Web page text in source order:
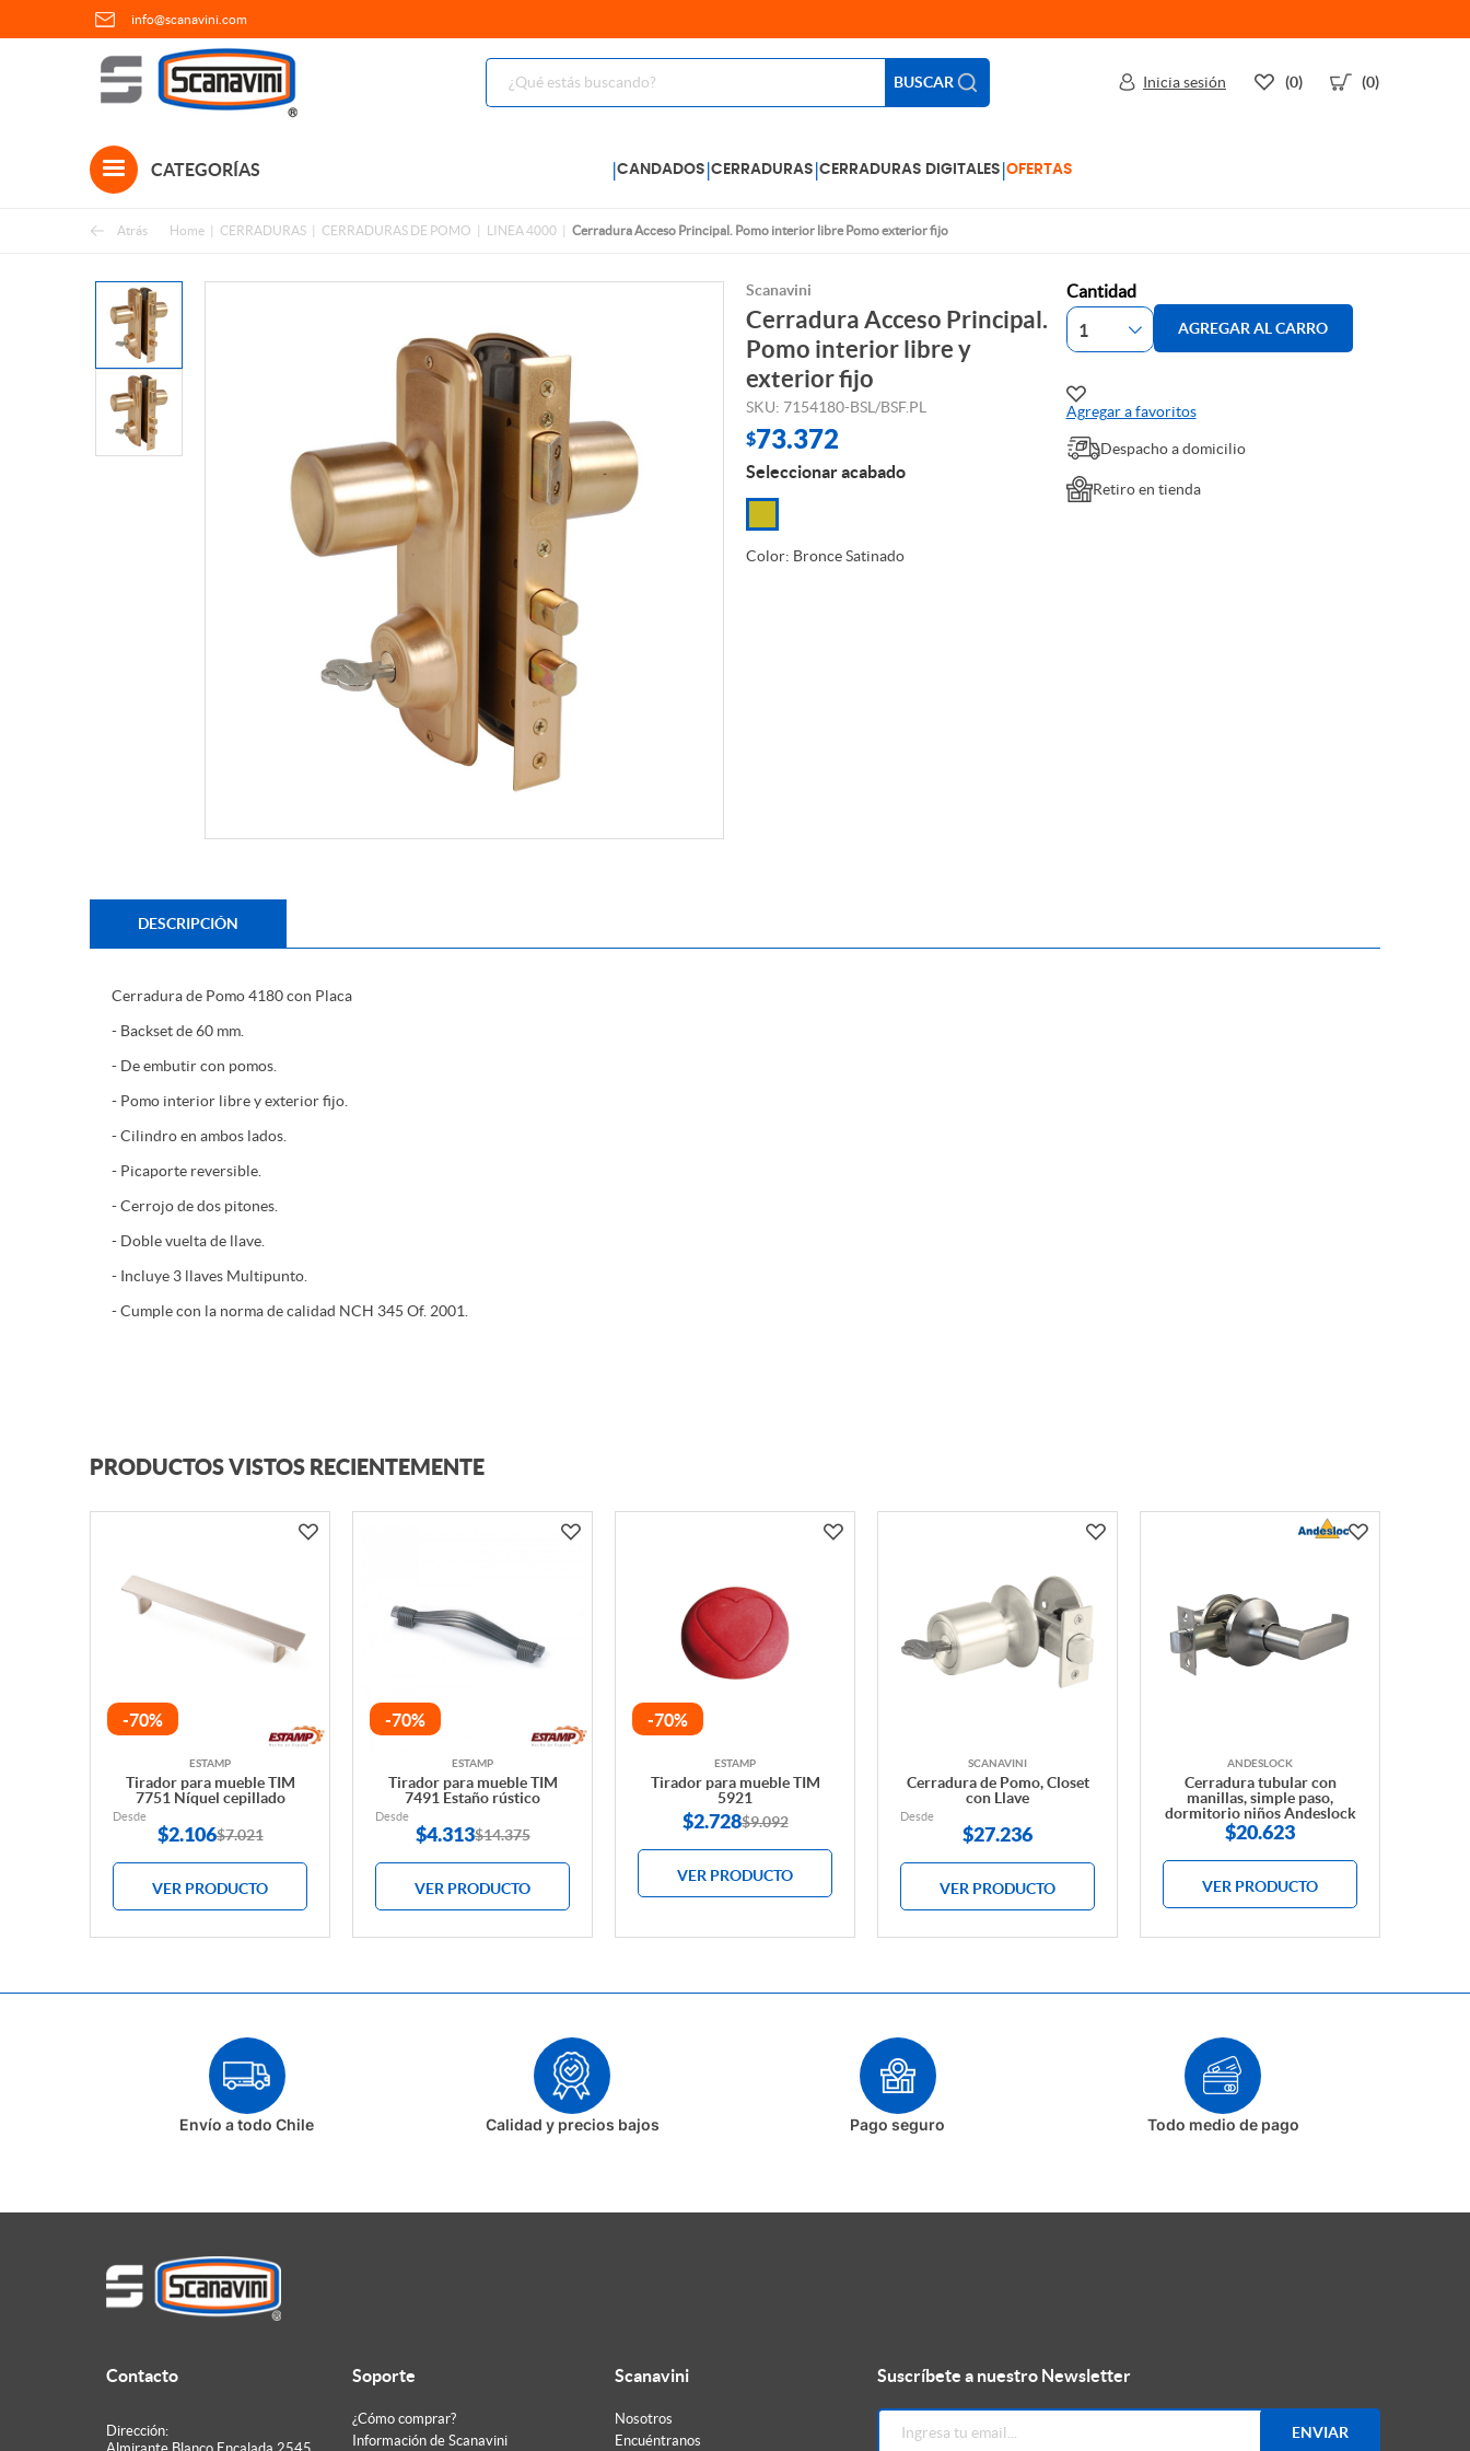
info@scanavini.com
BUSCAR
CATEGORÍAS |CANDADOS |CERRADURAS |CERRADURAS DIGITALES |OFERTAS
Inicia sesión (0) (0)
Atrás Home CERRADURAS CERRADURAS DE POMO LINEA 4000 Cerradura Acceso Principal. Pomo interior libre Pomo exterior fijo
Scanavini
Cerradura Acceso Principal.
Pomo interior libre y
exterior fijo
SKU: 7154180-BSL/BSF.PL
$73.372
Seleccionar acabado
Color: Bronce Satinado
Cantidad
AGREGAR AL CARRO
Agregar a favoritos
Despacho a domicilio
Retiro en tienda
DESCRIPCIÓN
Cerradura de Pomo 4180 con Placa
- Backset de 60 mm.
- De embutir con pomos.
- Pomo interior libre y exterior fijo.
- Cilindro en ambos lados.
- Picaporte reversible.
- Cerrojo de dos pitones.
- Doble vuelta de llave.
- Incluye 3 llaves Multipunto.
- Cumple con la norma de calidad NCH 345 Of. 2001.
PRODUCTOS VISTOS RECIENTEMENTE
-70%
ESTAMP
Tirador para mueble TIM
7751 Níquel cepillado
Desde
$2.106$7.021
VER PRODUCTO
-70%
ESTAMP
Tirador para mueble TIM
7491 Estaño rústico
Desde
$4.313$14.375
VER PRODUCTO
-70%
ESTAMP
Tirador para mueble TIM
5921
$2.728$9.092
VER PRODUCTO
SCANAVINI
Cerradura de Pomo, Closet
con Llave
Desde
$27.236
VER PRODUCTO
ANDESLOCK
Cerradura tubular con
manillas, simple paso,
dormitorio niños Andeslock
$20.623
VER PRODUCTO
Envío a todo Chile Calidad y precios bajos Pago seguro Todo medio de pago
Contacto
Dirección:
Soporte
¿Cómo comprar?
Información de Scanavini
Scanavini
Nosotros
Encuéntranos
Suscríbete a nuestro Newsletter
ENVIAR